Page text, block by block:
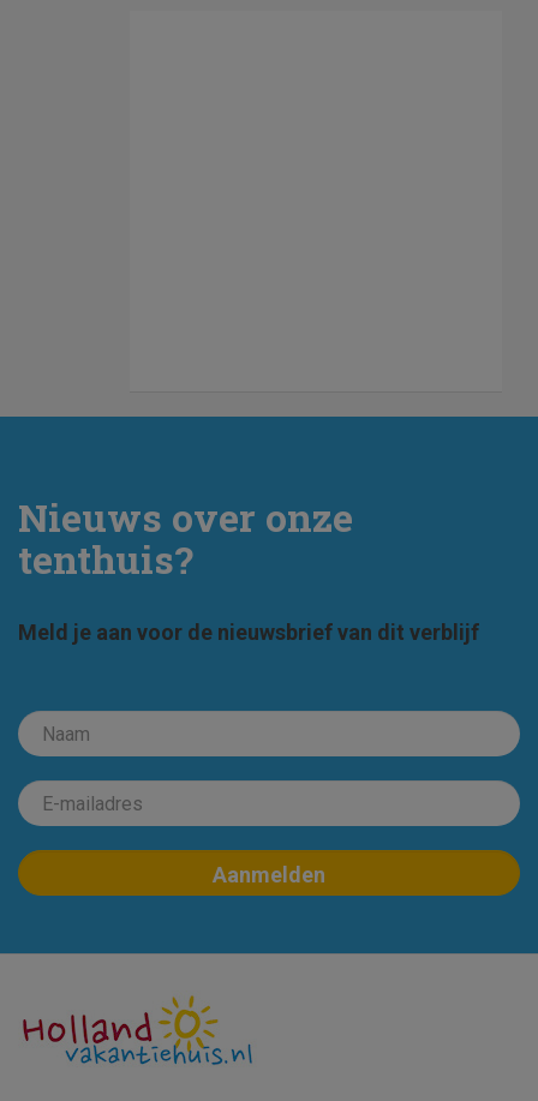
Nieuws over onze
tenthuis?
Meld je aan voor de nieuwsbrief van dit verblijf